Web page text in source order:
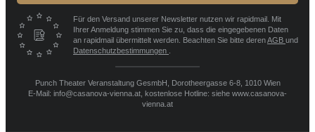
Für den Versand unserer Newsletter nutzen wir rapidmail. Mit
Ihrer Anmeldung stimmen Sie zu, dass die eingegebenen Daten
an rapidmail übermittelt werden. Beachten Sie bitte derenAGB und
Datenschutzbestimmungen
Punch Theater Veranstaltung GesmbH, Dorotheergasse 6-8, 1010 Wien
E-Mail: info@casanova-vienna.at, kostenlose Hotline: siehe www.casanova-
vienna.at